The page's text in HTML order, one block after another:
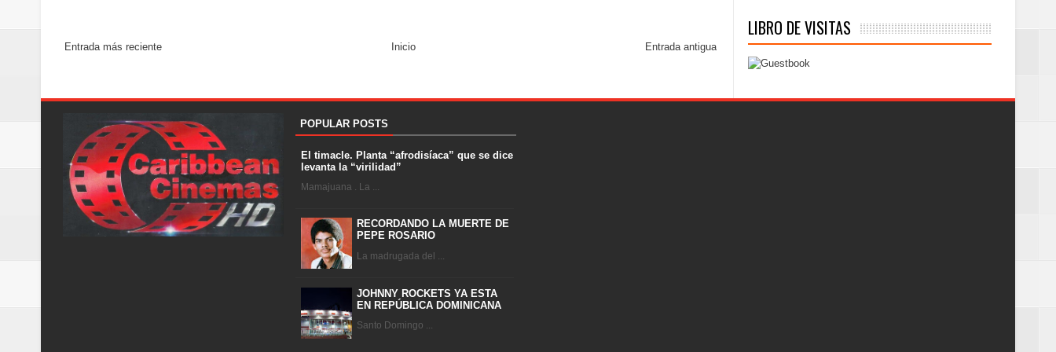
Entrada más reciente Entrada antigua
Inicio
LIBRO DE VISITAS
POPULAR POSTS
El timacle. Planta “afrodisíaca” que se dice
levanta la “virilidad”
Mamajuana . La ...
RECORDANDO LA MUERTE DE
PEPE ROSARIO
La madrugada del ...
JOHNNY ROCKETS YA ESTA
EN REPÚBLICA DOMINICANA
Santo Domingo ...